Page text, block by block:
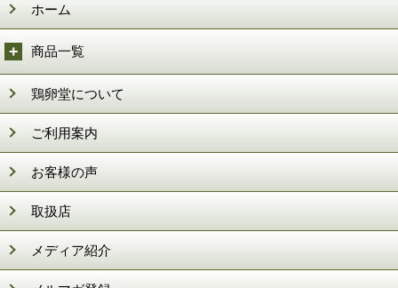
ホーム
商品一覧
鶏卵堂について
ご利用案内
お客様の声
取扱店
メディア紹介